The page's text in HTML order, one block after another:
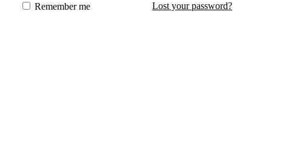
Lost your password?
Remember me